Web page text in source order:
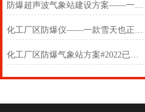
防爆超声波气象站建设方案——一款踏踏实实做好的化工厂区防爆气象站
化工厂区防爆仪——一款雪天也正常工作的化工厂区防爆气象站
化工厂区防爆气象站方案#2022已更新